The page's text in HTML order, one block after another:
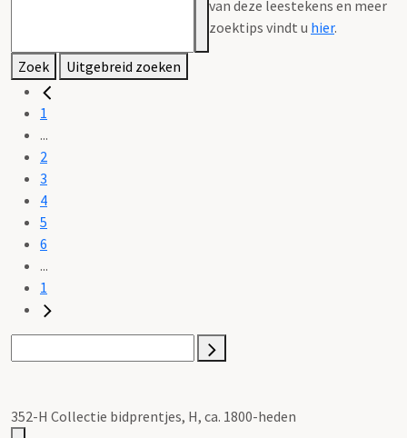
van deze leestekens en meer
zoektips vindt u hier.
Zoek Uitgebreid zoeken
1
...
2
3
4
5
6
...
1
352-H Collectie bidprentjes, H, ca. 1800-heden